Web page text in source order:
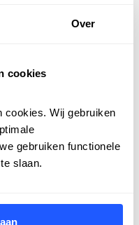
Over
cookies
cookies. Wij gebruiken
gebruiken functionele
slaan.
in lijn met jouw